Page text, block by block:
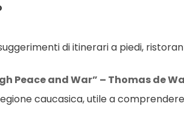
di itinerari a piedi,
Peace and War” – Thomas de
caucasica, utile a